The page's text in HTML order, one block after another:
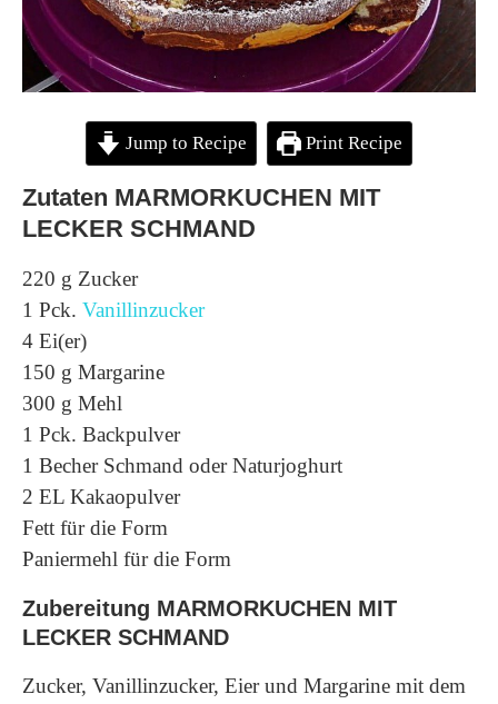
Jump to Recipe Print Recipe
Zutaten MARMORKUCHEN MIT
LECKER SCHMAND
220 g Zucker
1 Pck. Vanillinzucker
4 Ei(er)
150 g Margarine
300 g Mehl
1 Pck. Backpulver
1 Becher Schmand oder Naturjoghurt
2 EL Kakaopulver
Fett für die Form
Paniermehl für die Form
Zubereitung MARMORKUCHEN MIT
LECKER SCHMAND
Zucker, Vanillinzucker, Eier und Margarine mit dem